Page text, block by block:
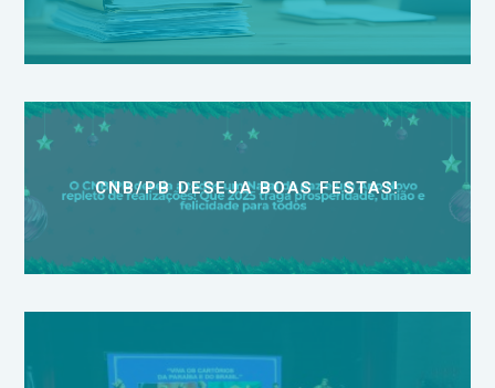
CNB/PB DESEJA BOAS FESTAS!